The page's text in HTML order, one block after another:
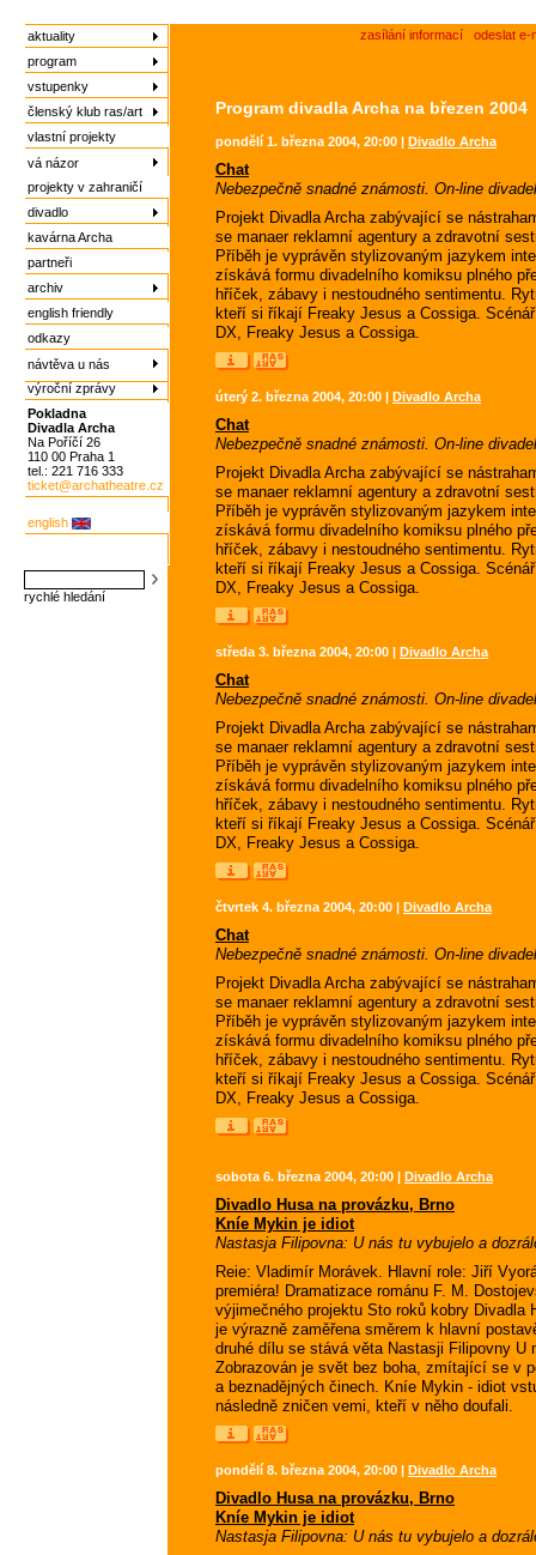
aktuality
program
vstupenky
členský klub ras/art
vlastní projekty
vá názor
projekty v zahraničí
divadlo
kavárna Archa
partneři
archiv
english friendly
odkazy
návtěva u nás
výroční zprávy
Pokladna
Divadla Archa
Na Poříčí 26
110 00 Praha 1
tel.: 221 716 333
ticket@archatheatre.cz
english
rychlé hledání
zasílání informací odeslat e-
Program divadla Archa na březen 2004
pondělí 1. března 2004, 20:00 | Divadlo Archa
Chat
Nebezpečně snadné známosti. On-line
Projekt Divadla Archa zabývající se
se manaer reklamní agentury a zdravotní
Příběh je vyprávěn stylizovaným jazykem
získává formu divadelního komiksu plného
hříček, zábavy i nestoudného sentimentu.
kteří si říkají Freaky Jesus a Cossiga.
DX, Freaky Jesus a Cossiga.
úterý 2. března 2004, 20:00 | Divadlo Archa
Chat
Nebezpečně snadné známosti. On-line
Projekt Divadla Archa zabývající se
se manaer reklamní agentury a zdravotní
Příběh je vyprávěn stylizovaným jazykem
získává formu divadelního komiksu plného
hříček, zábavy i nestoudného sentimentu.
kteří si říkají Freaky Jesus a Cossiga.
DX, Freaky Jesus a Cossiga.
středa 3. března 2004, 20:00 | Divadlo Archa
Chat
Nebezpečně snadné známosti. On-line
Projekt Divadla Archa zabývající se
se manaer reklamní agentury a zdravotní
Příběh je vyprávěn stylizovaným jazykem
získává formu divadelního komiksu plného
hříček, zábavy i nestoudného sentimentu.
kteří si říkají Freaky Jesus a Cossiga.
DX, Freaky Jesus a Cossiga.
čtvrtek 4. března 2004, 20:00 | Divadlo Archa
Chat
Nebezpečně snadné známosti. On-line
Projekt Divadla Archa zabývající se
se manaer reklamní agentury a zdravotní
Příběh je vyprávěn stylizovaným jazykem
získává formu divadelního komiksu plného
hříček, zábavy i nestoudného sentimentu.
kteří si říkají Freaky Jesus a Cossiga.
DX, Freaky Jesus a Cossiga.
sobota 6. března 2004, 20:00 | Divadlo Archa
Divadlo Husa na provázku, Brno
Kníe Mykin je idiot
Nastasja Filipovna: U nás tu vybujelo a
Reie: Vladimír Morávek. Hlavní role: Jiří
premiéra! Dramatizace románu F. M.
výjimečného projektu Sto roků kobry Divadla
je výrazně zaměřena směrem k hlavní
druhé dílu se stává věta Nastasji Filipovny U
Zobrazován je svět bez boha, zmítající se v
a beznadějných činech. Kníe Mykin - idiot
následně zničen vemi, kteří v něho doufali.
pondělí 8. března 2004, 20:00 | Divadlo Archa
Divadlo Husa na provázku, Brno
Kníe Mykin je idiot
Nastasja Filipovna: U nás tu vybujelo a